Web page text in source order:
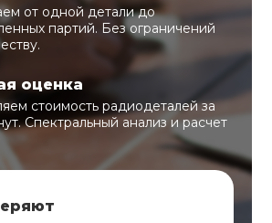
от одной детали до
партий. Без ограничений
оценка
стоимость радиодеталей за
Спектральный анализ и расчет